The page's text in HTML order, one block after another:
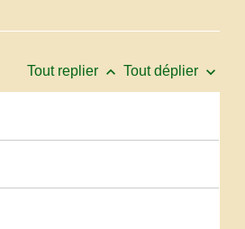
Tout replier keyboard_arrow_up Tout déplier keyboard_arrow_down